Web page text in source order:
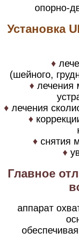
опорно-
Установка
♦
(шейного,
♦лечения
♦ лечения
♦
♦снятия
♦
Главное
аппарат